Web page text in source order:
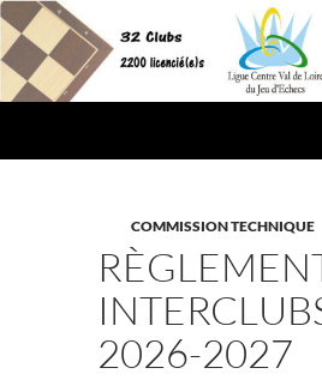
Aller
au
contenu
COMMISSION TECHNIQUE
2026-2027